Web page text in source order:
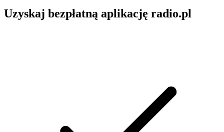
Uzyskaj bezpłatną aplikację radio.pl